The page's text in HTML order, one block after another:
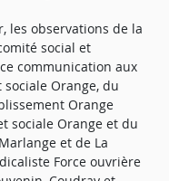
les observations de la
social et
communication aux
Orange, du
Orange
sociale Orange et du
et de La
Force ouvrière